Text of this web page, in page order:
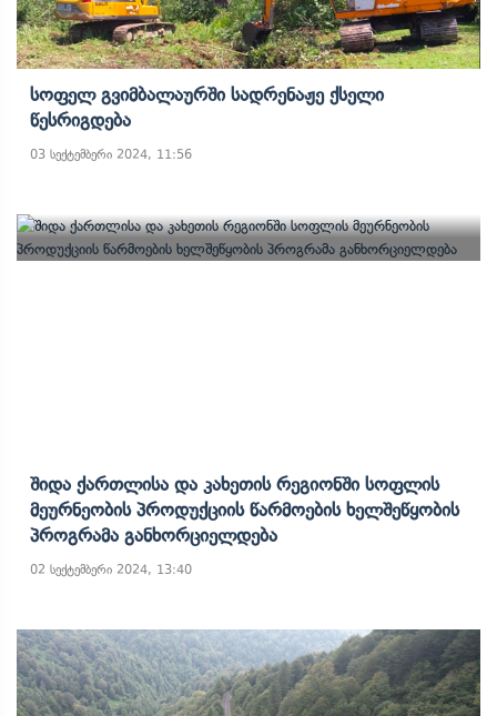
Სოფელ Გვიმბალაურში Სადრენაჟე Ქსელი
Წესრიგდება
03 სექტემბერი 2024, 11:56
Შიდა Ქართლისა Და Კახეთის Რეგიონში Სოფლის
Მეურნეობის Პროდუქციის Წარმოების Ხელშეწყობის
Პროგრამა Განხორციელდება
02 სექტემბერი 2024, 13:40